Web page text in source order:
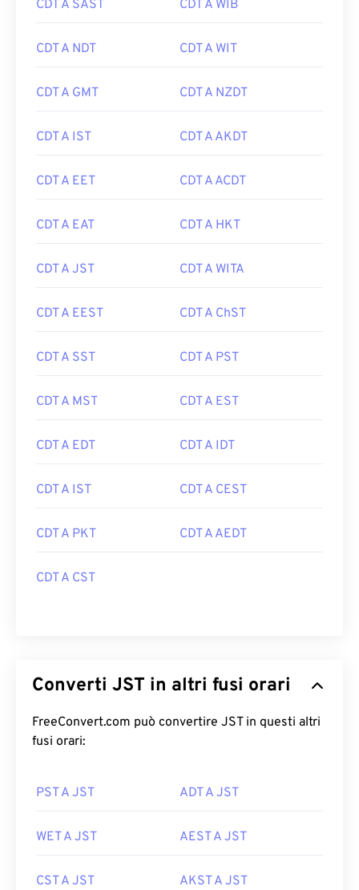
CDT A SAST CDT A WIB
CDT A NDT CDT A WIT
CDT A GMT CDT A NZDT
CDT A IST CDT A AKDT
CDT A EET CDT A ACDT
CDT A EAT CDT A HKT
CDT A JST CDT A WITA
CDT A EEST CDT A ChST
CDT A SST CDT A PST
CDT A MST CDT A EST
CDT A EDT CDT A IDT
CDT A IST CDT A CEST
CDT A PKT CDT A AEDT
CDT A CST
Converti JST in altri fusi orari
FreeConvert.com può convertire JST in questi altri
fusi orari:
PST A JST ADT A JST
WET A JST AEST A JST
CST A JST AKST A JST